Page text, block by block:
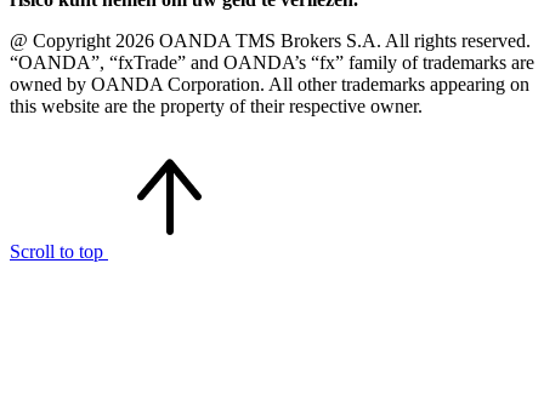
@ Copyright 2026 OANDA TMS Brokers S.A. All rights reserved.
“OANDA”, “fxTrade” and OANDA’s “fx” family of trademarks are
owned by OANDA Corporation. All other trademarks appearing on
this website are the property of their respective owner.
Scroll to top